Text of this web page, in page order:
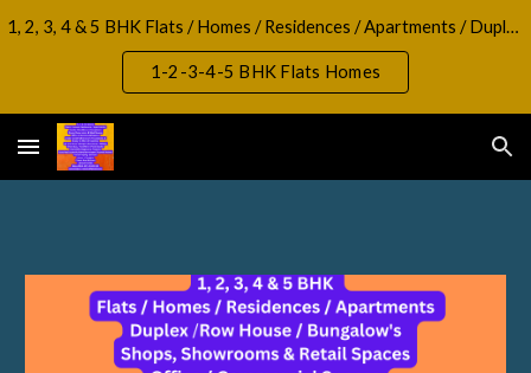
Skip to navigation
1, 2, 3, 4 & 5 BHK Flats / Homes / Residences / Apartments / Duplex / RowHouse / Bungalow, Shops, Showrooms & Retail Spaces Office / Commercial Spaces
1-2-3-4-5 BHK Flats Homes